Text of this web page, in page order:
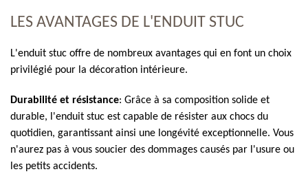
LES AVANTAGES DE L'ENDUIT STUC
L'enduit stuc offre de nombreux avantages qui en font un choix
privilégié pour la décoration intérieure.
Durabilité et résistance: Grâce à sa composition solide et
durable, l'enduit stuc est capable de résister aux chocs du
quotidien, garantissant ainsi une longévité exceptionnelle. Vous
n'aurez pas à vous soucier des dommages causés par l'usure ou
les petits accidents.